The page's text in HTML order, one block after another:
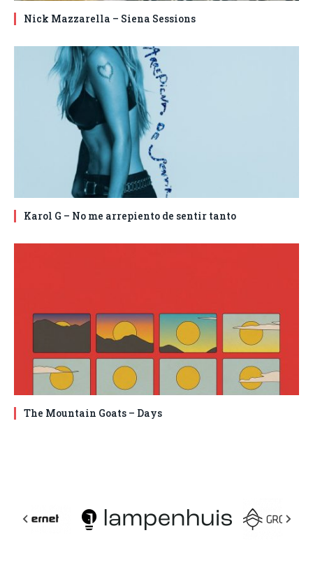
Nick Mazzarella – Siena Sessions
Karol G – No me arrepiento de sentir tanto
The Mountain Goats – Days